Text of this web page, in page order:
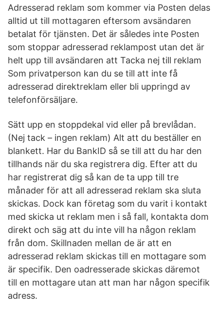
Adresserad reklam som kommer via Posten delas
alltid ut till mottagaren eftersom avsändaren
betalat för tjänsten. Det är således inte Posten
som stoppar adresserad reklampost utan det är
helt upp till avsändaren att Tacka nej till reklam
Som privatperson kan du se till att inte få
adresserad direktreklam eller bli uppringd av
telefonförsäljare.
Sätt upp en stoppdekal vid eller på brevlådan.
(Nej tack – ingen reklam) Alt att du beställer en
blankett. Har du BankID så se till att du har den
tillhands när du ska registrera dig. Efter att du
har registrerat dig så kan de ta upp till tre
månader för att all adresserad reklam ska sluta
skickas. Dock kan företag som du varit i kontakt
med skicka ut reklam men i så fall, kontakta dom
direkt och säg att du inte vill ha någon reklam
från dom. Skillnaden mellan de är att en
adresserad reklam skickas till en mottagare som
är specifik. Den oadresserade skickas däremot
till en mottagare utan att man har någon specifik
adress.